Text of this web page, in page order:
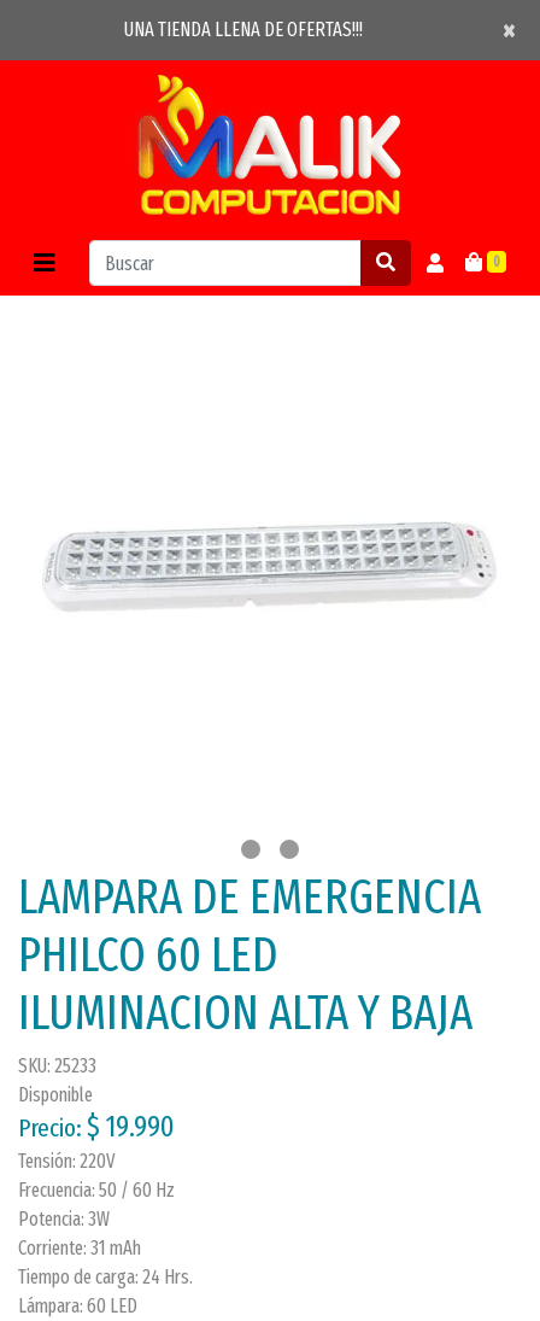
UNA TIENDA LLENA DE OFERTAS!!! ×
×
0
LAMPARA DE EMERGENCIA
PHILCO 60 LED
ILUMINACION ALTA Y BAJA
SKU: 25233
Disponible
Precio: $ 19.990
Tensión: 220V
Frecuencia: 50 / 60 Hz
Potencia: 3W
Corriente: 31 mAh
Tiempo de carga: 24 Hrs.
Lámpara: 60 LED